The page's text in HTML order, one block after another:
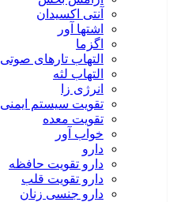
آنتی اکسیدان
اشتها آور
اگزما
التهاب تارهای صوتی
التهاب لثه
انرژی زا
تقویت سیستم ایمنی
تقویت معده
خواب آور
دارو
دارو تقویت حافظه
دارو تقویت قلب
دارو جنسی زنان